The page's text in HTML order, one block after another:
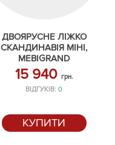
ДВОЯРУСНЕ ЛІЖКО
СКАНДИНАВІЯ МІНІ,
MEBIGRAND
15 940 грн.
ВІДГУКІВ:0
КУПИТИ